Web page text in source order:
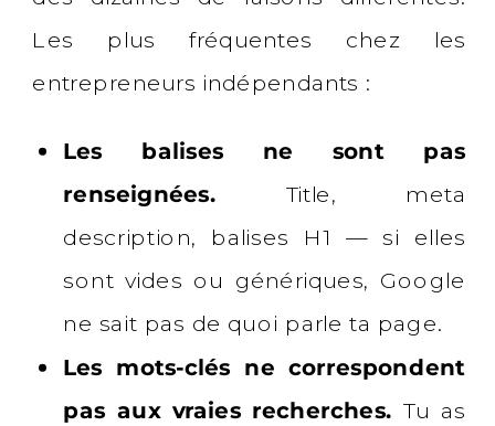
Les plus fréquentes chez les
entrepreneurs indépendants :
Les balises ne sont pas
renseignées. Title, meta
description, balises H1 — si elles
sont vides ou génériques, Google
ne sait pas de quoi parle ta page.
Les mots-clés ne correspondent
pas aux vraies recherches. Tu as